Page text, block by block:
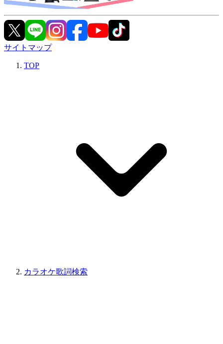
サイトマップ
TOP
カラオケ歌詞検索